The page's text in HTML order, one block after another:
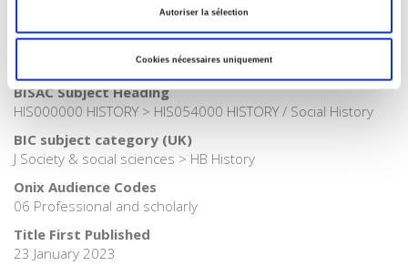
Autoriser la sélection
Cookies nécessaires uniquement
Publisher Category
BISAC Subject Heading
HIS000000 HISTORY > HIS054000 HISTORY / Social History
BIC subject category (UK)
J Society & social sciences > HB History
Onix Audience Codes
06 Professional and scholarly
Title First Published
23 January 2023